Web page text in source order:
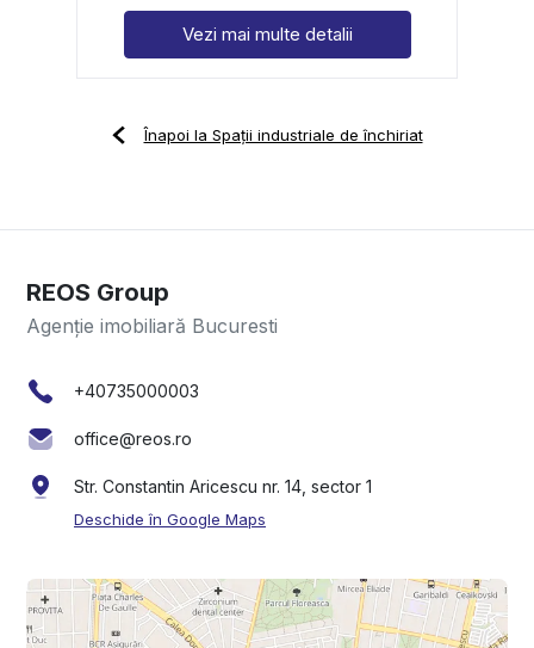
Vezi mai multe detalii
Înapoi la Spații industriale de închiriat
REOS Group
Agenție imobiliară Bucuresti
+40735000003
office@reos.ro
Str. Constantin Aricescu nr. 14, sector 1
Deschide în Google Maps